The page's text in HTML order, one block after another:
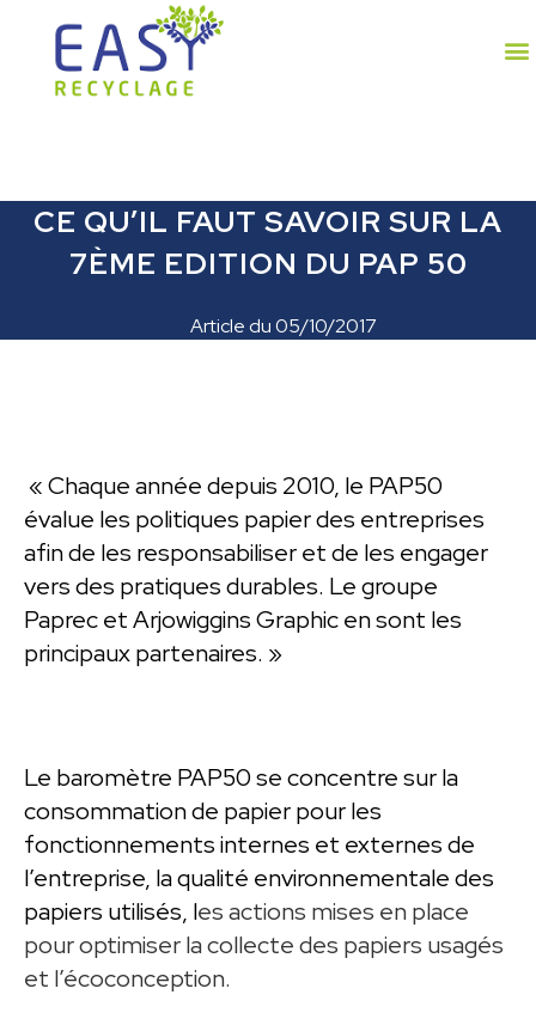
CE QU’IL FAUT SAVOIR SUR LA
7ÈME EDITION DU PAP 50
Article du05/10/2017
« Chaque année depuis 2010, le PAP50
évalue les politiques papier des entreprises
afin de les responsabiliser et de les engager
vers des pratiques durables. Le groupe
Paprec et Arjowiggins Graphic en sont les
principaux partenaires. »
Le baromètre PAP50 se concentre sur la
consommation de papier pour les
fonctionnements internes et externes de
l’entreprise, la qualité environnementale des
papiers utilisés, les actions mises en place
pour optimiser la collecte des papiers usagés
et l’écoconception.